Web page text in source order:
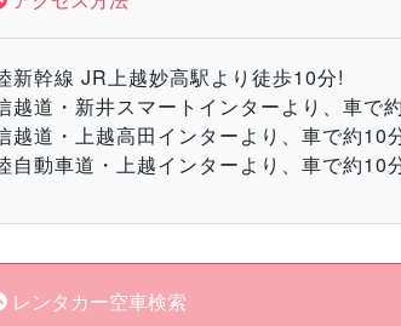
新幹線 JR上越妙高駅より徒歩10分!
越道・新井スマートインターより、車で
越道・上越高田インターより、車で約10
自動車道・上越インターより、車で約10
レンタカー空車検索